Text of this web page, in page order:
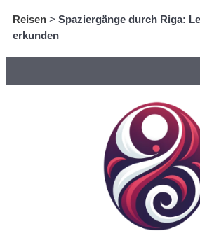
Reisen > Spaziergänge durch Riga:
erkunden